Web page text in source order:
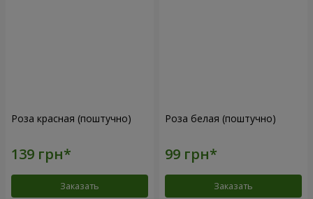
Роза красная (поштучно)
Заказать
Роза белая (поштучно)
Заказать